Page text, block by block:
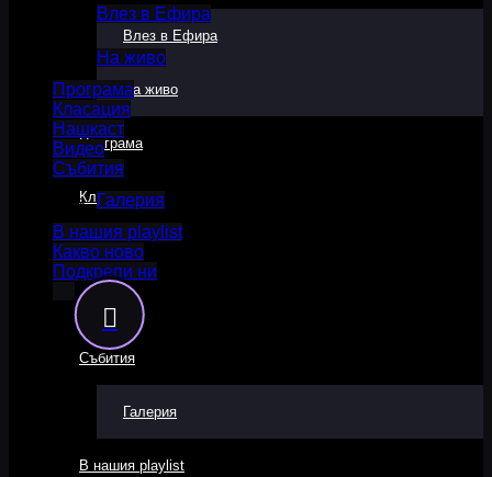
Влез в Ефира
На живо
Програма
Класация
Нашкаст
Видео
Събития
Галерия
В нашия playlist
Какво ново
Подкрепи ни
Влез в Ефира
На живо
Програма
Класация
Нашкаст
Видео
Събития
Галерия
В нашия playlist